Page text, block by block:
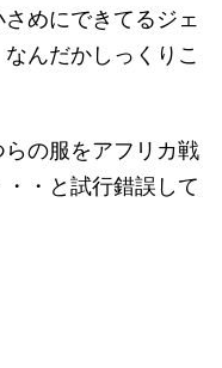
めにできてるジェ
んだかしっくりこ
の服をアフリカ戦
・と試行錯誤して